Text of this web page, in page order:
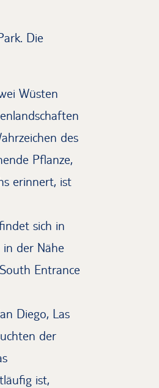
Die
Wüsten
des
Pflanze,
erinnert, ist
sich in
der Nähe
Entrance
Diego, Las
der
ist,